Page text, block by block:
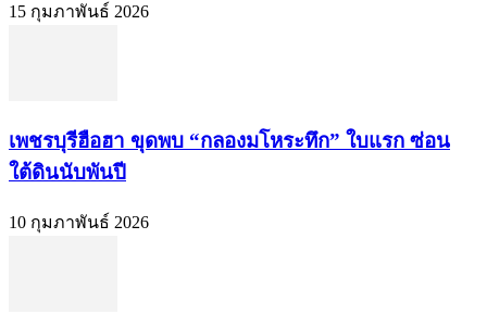
15 กุมภาพันธ์ 2026
เพชรบุรีฮือฮา ขุดพบ “กลองมโหระทึก” ใบแรก ซ่อน
ใต้ดินนับพันปี
10 กุมภาพันธ์ 2026